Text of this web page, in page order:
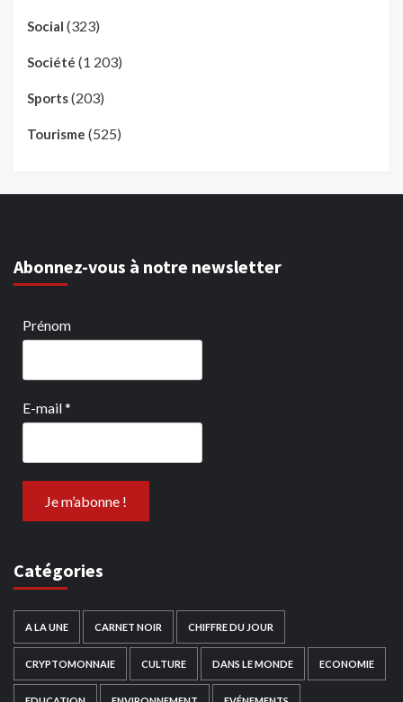
Social (323)
Société (1 203)
Sports(203)
Tourisme (525)
Abonnez-vous à notre newsletter
Prénom
E-mail*
Catégories
A LA UNE CARNET NOIR CHIFFRE DU JOUR
CRYPTOMONNAIE CULTURE DANS LE MONDE ECONOMIE